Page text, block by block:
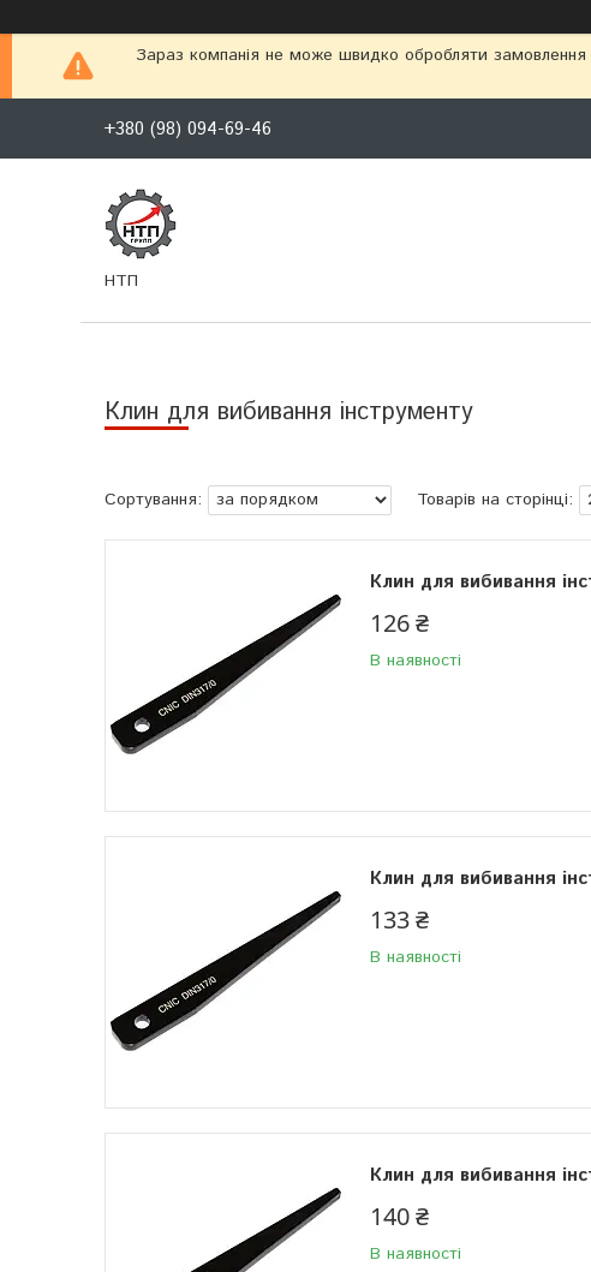
Зараз компанія не може швидко обробляти замовлення
+380 (98) 094-69-46
НТП
Клин для вибивання інструменту
Клин для вибивання
126 ₴
В наявності
Клин для вибивання
133 ₴
В наявності
Клин для вибивання
140 ₴
В наявності